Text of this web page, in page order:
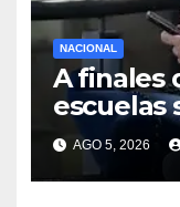
NACIONAL
A finales
escuelas
celulares
AGO 5, 2026